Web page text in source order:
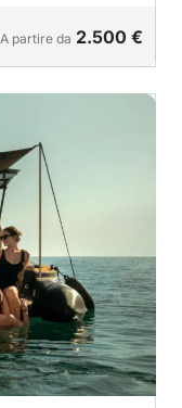
A partire da 2.500 €